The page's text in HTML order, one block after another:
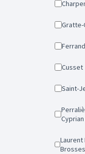
Cusset
Saint-
Perralière Grandclément
Cyprian
Laurent Bonnevay La Soie Les
Brosses